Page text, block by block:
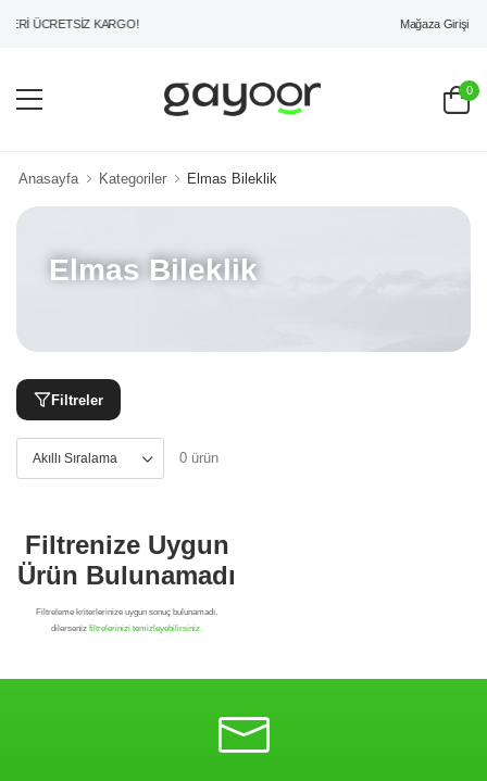
ÜCRETSİZ KARGO! Mağaza Girişi
0
Anasayfa Kategoriler Elmas Bileklik
Elmas Bileklik
Filtreler
0 ürün